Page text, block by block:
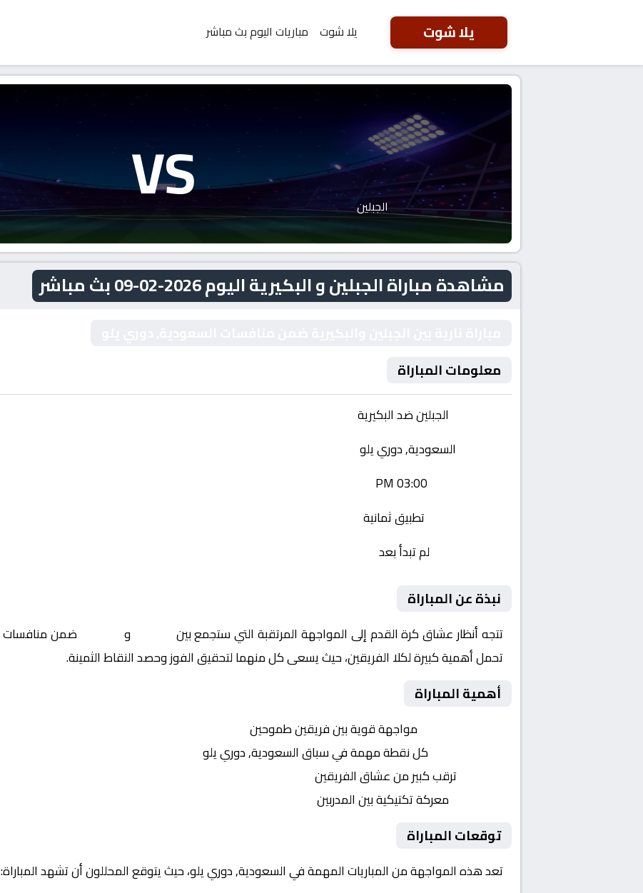
يلا شوت يلا شوت مباريات اليوم بث مباشر
الجبلين VS
مشاهدة مباراة الجبلين و البكيرية اليوم 2026-02-09 بث مباشر
معلومات المباراة
الجبلين ضد البكيرية
السعودية, دوري يلو
تطبيق ثمانية
لم تبدأ بعد
نبذة عن المباراة
تتجه أنظار عشاق كرة القدم إلى المواجهة المرتقبة التي ستجمع بين و ضمن منافسات
تحمل أهمية كبيرة لكلا الفريقين، حيث يسعى كل منهما لتحقيق الفوز وحصد النقاط الثمينة.
أهمية المباراة
مواجهة قوية بين فريقين طموحين
كل نقطة مهمة في سباق السعودية, دوري يلو
ترقب كبير من عشاق الفريقين
معركة تكتيكية بين المدربين
توقعات المباراة
تعد هذه المواجهة من المباريات المهمة في السعودية, دوري يلو، حيث يتوقع المحللون أن تشهد المباراة: